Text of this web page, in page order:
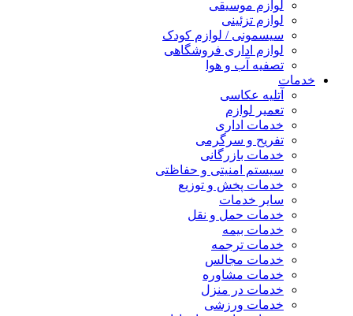
لوازم موسیقی
لوازم تزئینی
سیسمونی / لوازم کودک
لوازم اداری فروشگاهی
تصفیه آب و هوا
خدمات
آتلیه عکاسی
تعمیر لوازم
خدمات اداری
تفریح و سرگرمی
خدمات بازرگانی
سیستم امنیتی و حفاظتی
خدمات پخش و توزیع
سایر خدمات
خدمات حمل و نقل
خدمات بیمه
خدمات ترجمه
خدمات مجالس
خدمات مشاوره
خدمات در منزل
خدمات ورزشی